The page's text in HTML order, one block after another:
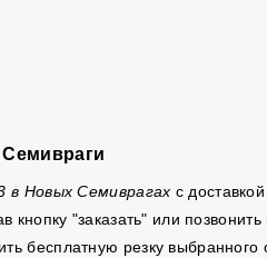
в Новых Семиврагах с
кнопку "заказать" или
бесплатную резку выбранного